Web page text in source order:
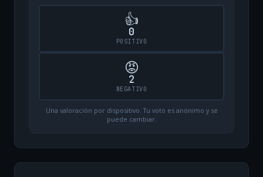
👍
0
POSITIVO
😡
2
NEGATIVO
Una valoración por dispositivo. Tu voto es anónimo y se
puede cambiar.